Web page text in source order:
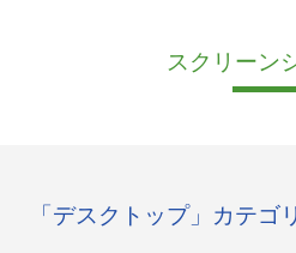
スクリーン
「デスクトップ」カテゴ